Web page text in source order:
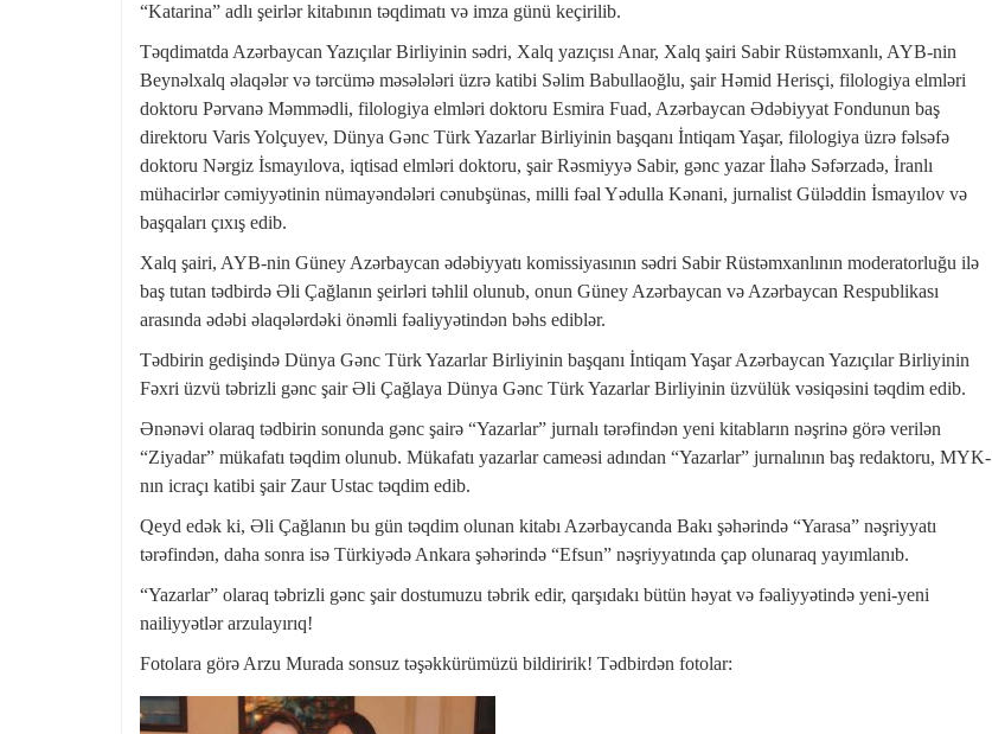
“Katarina” adlı şeirlər kitabının təqdimatı və imza günü keçirilib.
Təqdimatda Azərbaycan Yazıçılar Birliyinin sədri, Xalq yazıçısı Anar, Xalq şairi Sabir Rüstəmxanlı, AYB-nin
Beynəlxalq əlaqələr və tərcümə məsələləri üzrə katibi Səlim Babullaoğlu, şair Həmid Herisçi, filologiya elmləri
doktoru Pərvanə Məmmədli, filologiya elmləri doktoru Esmira Fuad, Azərbaycan Ədəbiyyat Fondunun baş
direktoru Varis Yolçuyev, Dünya Gənc Türk Yazarlar Birliyinin başqanı İntiqam Yaşar, filologiya üzrə fəlsəfə
doktoru Nərgiz İsmayılova, iqtisad elmləri doktoru, şair Rəsmiyyə Sabir, gənc yazar İlahə Səfərzadə, İranlı
mühacirlər cəmiyyətinin nümayəndələri cənubşünas, milli fəal Yədulla Kənani, jurnalist Güləddin İsmayılov və
başqaları çıxış edib.
Xalq şairi, AYB-nin Güney Azərbaycan ədəbiyyatı komissiyasının sədri Sabir Rüstəmxanlının moderatorluğu ilə
baş tutan tədbirdə Əli Çağlanın şeirləri təhlil olunub, onun Güney Azərbaycan və Azərbaycan Respublikası
arasında ədəbi əlaqələrdəki önəmli fəaliyyətindən bəhs ediblər.
Tədbirin gedişində Dünya Gənc Türk Yazarlar Birliyinin başqanı İntiqam Yaşar Azərbaycan Yazıçılar Birliyinin
Fəxri üzvü təbrizli gənc şair Əli Çağlaya Dünya Gənc Türk Yazarlar Birliyinin üzvülük vəsiqəsini təqdim edib.
Ənənəvi olaraq tədbirin sonunda gənc şairə “Yazarlar” jurnalı tərəfindən yeni kitabların nəşrinə görə verilən
“Ziyadar” mükafatı təqdim olunub. Mükafatı yazarlar cameəsi adından “Yazarlar” jurnalının baş redaktoru, MYK-
nın icraçı katibi şair Zaur Ustac təqdim edib.
Qeyd edək ki, Əli Çağlanın bu gün təqdim olunan kitabı Azərbaycanda Bakı şəhərində “Yarasa” nəşriyyatı
tərəfindən, daha sonra isə Türkiyədə Ankara şəhərində “Efsun” nəşriyyatında çap olunaraq yayımlanıb.
“Yazarlar” olaraq təbrizli gənc şair dostumuzu təbrik edir, qarşıdakı bütün həyat və fəaliyyətində yeni-yeni
nailiyyətlər arzulayırıq!
Fotolara görə Arzu Murada sonsuz təşəkkürümüzü bildiririk! Tədbirdən fotolar: